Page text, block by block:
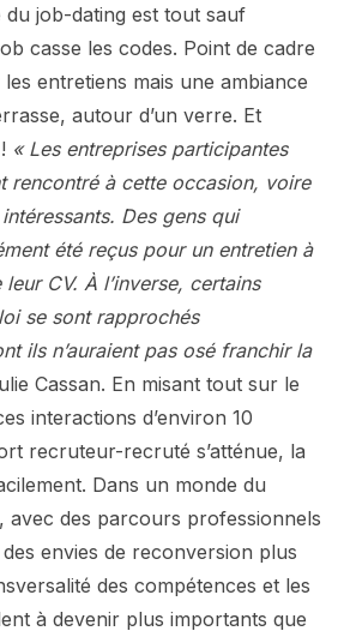
du job-dating est tout sauf
casse les codes. Point de cadre
entretiens mais une ambiance
autour d’un verre. Et
« Les entreprises participantes
rencontré à cette occasion, voire
Des gens qui
été reçus pour un entretien à
CV. À l’inverse, certains
se sont rapprochés
ils n’auraient pas osé franchir la
Cassan. En misant tout sur le
interactions d’environ 10
recruteur-recruté s’atténue, la
Dans un monde du
avec des parcours professionnels
envies de reconversion plus
des compétences et les
à devenir plus importants que